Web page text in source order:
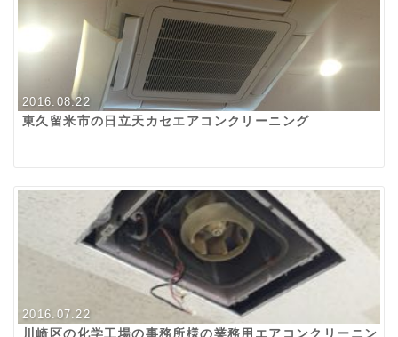
2016.08.22
東久留米市の日立天カセエアコンクリーニング
2016.07.22
川崎区の化学工場の事務所様の業務用エアコンクリーニン